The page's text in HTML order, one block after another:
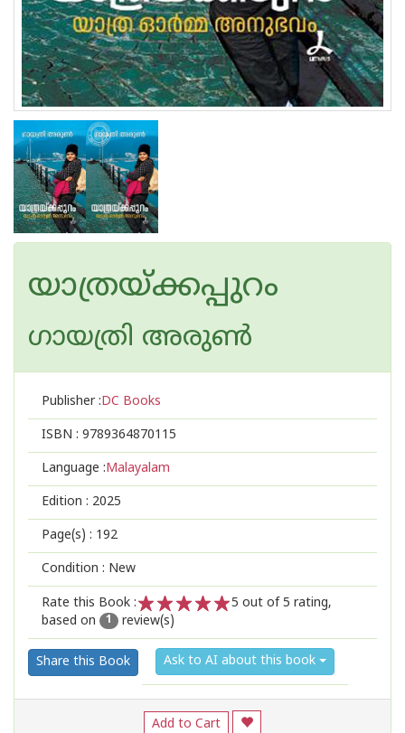
യാത്രയ്ക്കപ്പുറം
ഗായത്രി അരുണ്‍
Publisher :DC Books
ISBN : 9789364870115
Language :Malayalam
Edition : 2025
Page(s) : 192
Condition : New
Rate this Book :
2
1
5 out of 5 rating,
based on
1 review(s)
Share this Book Ask to AI about this book
Add to Cart